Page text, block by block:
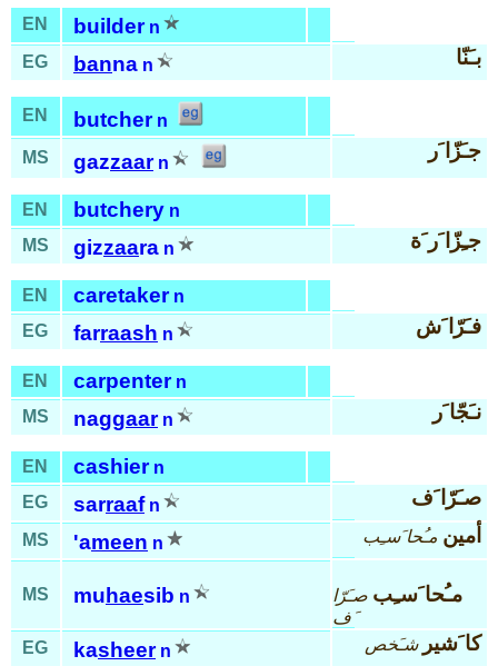
EN builder n
EG
banna n بـَنّا
EN butcher n
MS
gazzaar n
جـَزّا َر
EN butchery n
MS
gizzaara n جـِزّا َر َة
EN caretaker n
EG
farraash n فـَرّا َش
EN carpenter n
MS
naggaar n نـَجّا َر
EN cashier n
EG
sarraaf n صـَرّا َف
MS 'ameen n أمين مـُحا َسـِب
MS muhaesib n مـُحا َسـِب صـَرّا
َف
EG
kasheer n كا َشير شـَخص